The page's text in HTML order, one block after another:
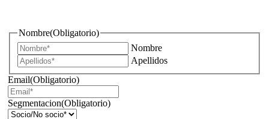
Nombre(Obligatorio)
Nombre
Apellidos
Email(Obligatorio)
Segmentacion(Obligatorio)